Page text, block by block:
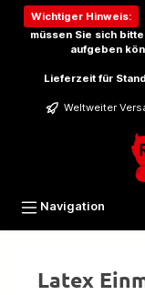
springen
Wichtiger Hinweis:
müssen Sie sich bitte
aufgeben
Lieferzeit für
Weltweiter
Navigation
Latex